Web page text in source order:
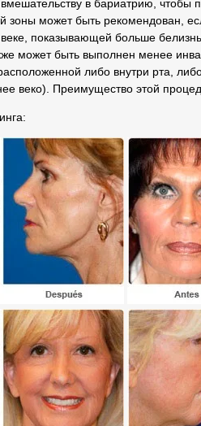
в бариатрию, чтобы
зоны может быть рекомендован,
показывающей больше
может быть выполнен менее
либо внутри рта,
веко). Преимущество этой